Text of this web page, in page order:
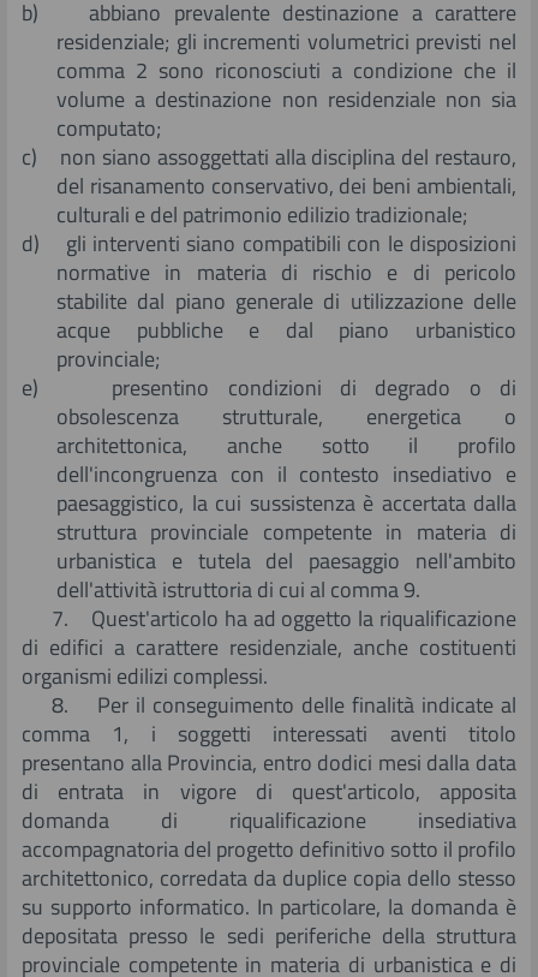
b) abbiano prevalente destinazione a carattere
residenziale; gli incrementi volumetrici previsti nel
comma 2 sono riconosciuti a condizione che il
volume a destinazione non residenziale non sia
computato;
c) non siano assoggettati alla disciplina del restauro,
del risanamento conservativo, dei beni ambientali,
culturali e del patrimonio edilizio tradizionale;
d) gli interventi siano compatibili con le disposizioni
normative in materia di rischio e di pericolo
stabilite dal piano generale di utilizzazione delle
acque pubbliche e dal piano urbanistico
provinciale;
e) presentino condizioni di degrado o di
obsolescenza strutturale, energetica o
architettonica, anche sotto il profilo
dell'incongruenza con il contesto insediativo e
paesaggistico, la cui sussistenza è accertata dalla
struttura provinciale competente in materia di
urbanistica e tutela del paesaggio nell'ambito
dell'attività istruttoria di cui al comma 9.
7. Quest'articolo ha ad oggetto la riqualificazione
di edifici a carattere residenziale, anche costituenti
organismi edilizi complessi.
8. Per il conseguimento delle finalità indicate al
comma 1, i soggetti interessati aventi titolo
presentano alla Provincia, entro dodici mesi dalla data
di entrata in vigore di quest'articolo, apposita
domanda di riqualificazione insediativa
accompagnatoria del progetto definitivo sotto il profilo
architettonico, corredata da duplice copia dello stesso
su supporto informatico. In particolare, la domanda è
depositata presso le sedi periferiche della struttura
provinciale competente in materia di urbanistica e di